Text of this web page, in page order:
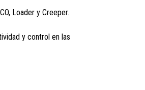
Loader y Creeper.
y control en las